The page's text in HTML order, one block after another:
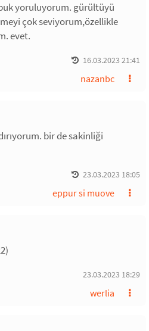
yoruluyorum. gürültüyü
çok seviyorum,özellikle
evet.
16.03.2023 21:41
nazanbc
bir de sakinliği
23.03.2023 18:05
eppur si muove
23.03.2023 18:29
werlia